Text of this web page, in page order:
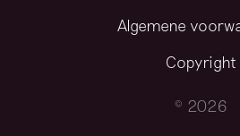
Algemene
Copyright
© 2026